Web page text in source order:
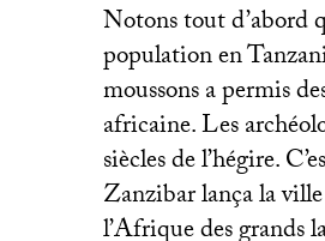
Notons tout d’abord
population en
moussons a permis
africaine. Les
siècles de l’hégire.
Zanzibar lança la